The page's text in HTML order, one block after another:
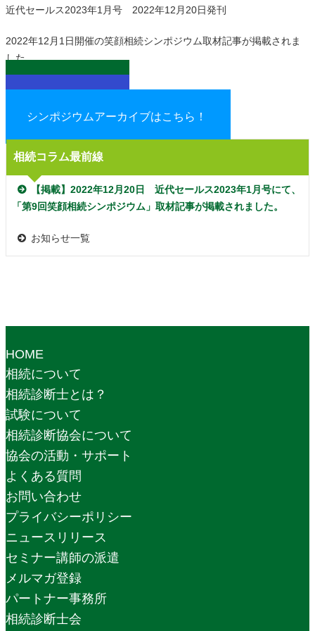
近代セールス2023年1月号 2022年12月20日発刊
2022年12月1日開催の笑顔相続シンポジウム取材記事が掲載されま
した。
記事詳細を見る
シンポジウムアーカイブはこちら！
相続コラム最前線
【掲載】2022年12月20日 近代セールス2023年1月号にて、
「第9回笑顔相続シンポジウム」取材記事が掲載されました。
お知らせ一覧
HOME
相続について
相続診断士とは？
試験について
相続診断協会について
協会の活動・サポート
よくある質問
お問い合わせ
プライバシーポリシー
ニュースリリース
セミナー講師の派遣
メルマガ登録
パートナー事務所
相続診断士会